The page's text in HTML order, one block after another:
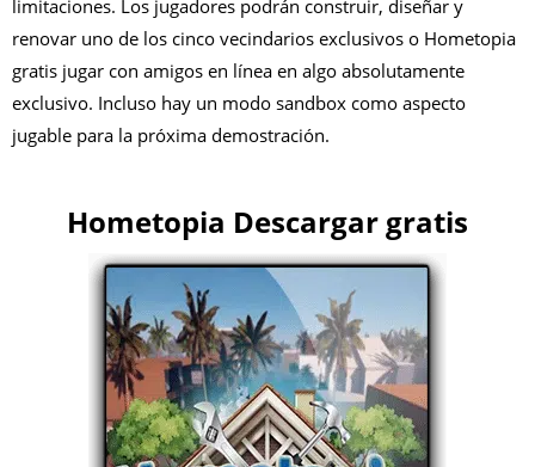
limitaciones. Los jugadores podrán construir, diseñar y
renovar uno de los cinco vecindarios exclusivos o Hometopia
gratis jugar con amigos en línea en algo absolutamente
exclusivo. Incluso hay un modo sandbox como aspecto
jugable para la próxima demostración.
Hometopia Descargar gratis